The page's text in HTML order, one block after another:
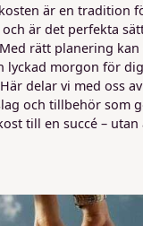
är en tradition
är det perfekta
rätt planering kan
lyckad morgon för
delar vi med oss
och tillbehör som
till en succé – utan